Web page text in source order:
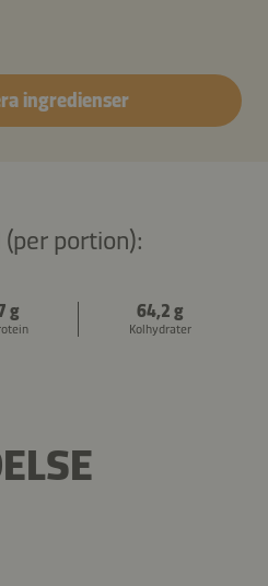
ingredienser
portion):
g 64,2 g
Kolhydrater